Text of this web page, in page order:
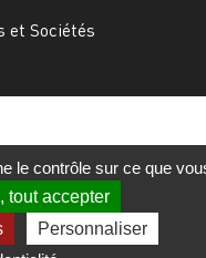
et Sociétés
le contrôle sur ce que
tout accepter
Personnaliser